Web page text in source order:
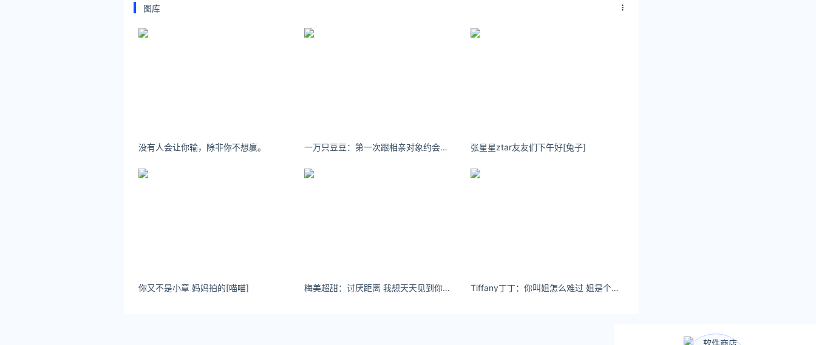
图库
没有人会让你输，除非你不想赢。 一万只豆豆：第一次跟相亲对象约会，他居然主动买了单! 张星星ztar友友们下午好[兔子] ​​​​
你又不是小章 妈妈拍的[喵喵] ​​​​ 梅美超甜：讨厌距离 我想天天见到你#长发大波浪 #甜妹 #可甜可盐 Tiffany丁丁：你叫姐怎么难过 姐是个连伤心都要听dj 的人#连告别都要双手插兜的女人